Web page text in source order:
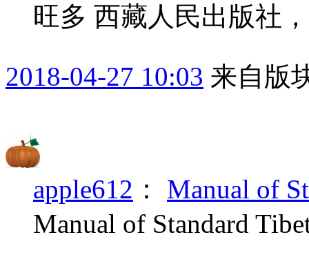
旺多 西藏人民出版社
2018-04-27 10:03 来自版
apple612 ： Manual of
Manual of Standard